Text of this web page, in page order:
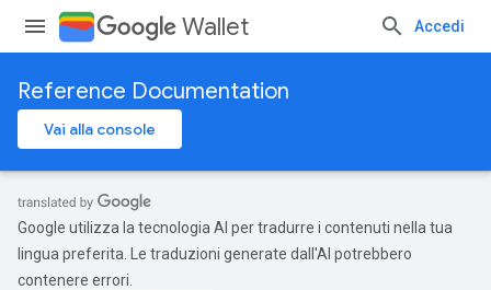
Wallet Accedi
Reference Documentation
Vai alla console
Google utilizza la tecnologia AI per tradurre i contenuti nella tua
lingua preferita. Le traduzioni generate dall'AI potrebbero
contenere errori.